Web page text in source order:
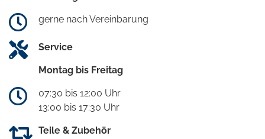
gerne nach Vereinbarung
Service
Montag bis Freitag
07:30 bis 12:00 Uhr
13:00 bis 17:30 Uhr
Teile & Zubehör